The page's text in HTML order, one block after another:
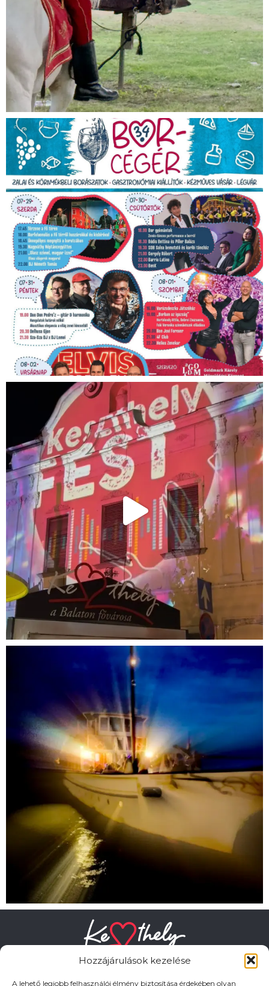
Hozzájárulások kezelése
A lehető legjobb felhasználói élmény biztosítása érdekében olyan